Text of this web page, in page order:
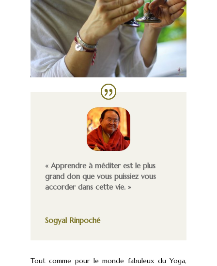
« Apprendre à méditer est le plus
grand don que vous puissiez vous
accorder dans cette vie. »
Sogyal Rinpoché
Tout comme pour le monde fabuleux du Yoga,